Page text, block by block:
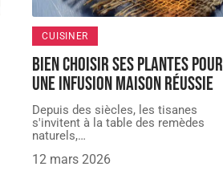
CUISINER
Bien choisir ses plantes pour
une infusion maison réussie
Depuis des siècles, les tisanes
s'invitent à la table des remèdes
naturels,…
12 mars 2026